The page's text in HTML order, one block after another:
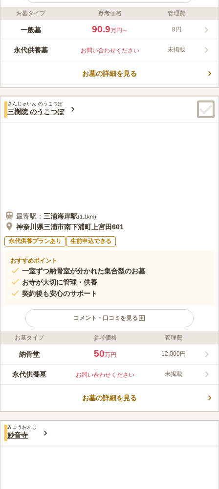
ライフドット編集部のコメント
三浦海岸の近くにあり、「三浦霊園入口停留所」で下車してすぐ
園があり、周囲を豊かな自然に囲まれています。公益財団法人光
明会が事業主体。伝説のロックバンド『X JAPAN』のギター・
みんなの評価
3.3 口コミ16件
60代女性
霊園には小さい売店があり飲料やお菓子、お香やお花を買うこと
が出来ます。海が近く見晴らしが良いのでお天気が良ければとてもすがす
がしい気持ちになります。自然の中にある霊園です。周りにはレストラン
などはありませんが、近くの金田湾に行けばとれたての魚を食べさせてく
お墓タイプ 参考価格 管理費
一般墓 90.9万円～ 0円
永代供養墓 お問い合わせください 未掲載
お墓の詳細を見る
さんじゅいん のうこつぼ
三樹院 のうこつぼ
最寄駅： 三浦海岸駅(1.1km)
神奈川県三浦市南下浦町上宮田601
永代供養プランあり 生前申込できる
おすすめポイント
一室ずつ納骨室が分かれた集合型のお墓
お寺が大切に管理・供養
契約後も安心のサポート
コメント・口コミを見る
ライフドット編集部のコメント
浄土宗の寺である三樹院が管理している霊園です。永代供養墓
所にあり、日当たりは良好です。陽光の温かさを感じながらお参
りすることができる環境です。承継者不在の方でも申し込むこと
近いので、車でお参りに来やすい環境です。
みんなの評価
3.2 口コミ3件
60代男性
最寄りの駅にはお店がいろいろあり必要なものは全てそろう。ま
た海がすぐそばで景観が良く霊園近くにはいちご狩りができレジャーも楽
しむことができる。
お墓タイプ 参考価格 管理費
納骨堂 50万円 12,000円
永代供養墓 お問い合わせください 未掲載
お墓の詳細を見る
みょうおんじ
妙音寺